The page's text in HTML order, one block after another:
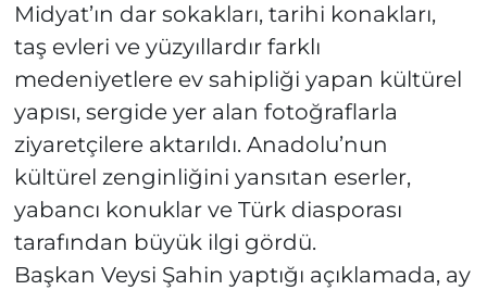
Midyat’ın dar sokakları, tarihi konakları,
taş evleri ve yüzyıllardır farklı
medeniyetlere ev sahipliği yapan kültürel
yapısı, sergide yer alan fotoğraflarla
ziyaretçilere aktarıldı. Anadolu’nun
kültürel zenginliğini yansıtan eserler,
yabancı konuklar ve Türk diasporası
tarafından büyük ilgi gördü.
Başkan Veysi Şahin yaptığı açıklamada, ay